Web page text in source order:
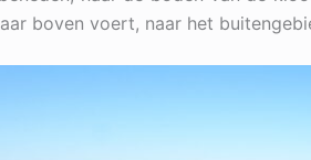
boven voert, naar het